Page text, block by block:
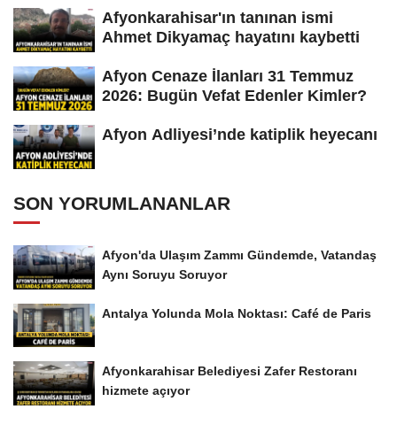
Afyonkarahisar'ın tanınan ismi
Ahmet Dikyamaç hayatını kaybetti
Afyon Cenaze İlanları 31 Temmuz
2026: Bugün Vefat Edenler Kimler?
Afyon Adliyesi’nde katiplik heyecanı
SON YORUMLANANLAR
Afyon'da Ulaşım Zammı Gündemde, Vatandaş
Aynı Soruyu Soruyor
Antalya Yolunda Mola Noktası: Café de Paris
Afyonkarahisar Belediyesi Zafer Restoranı
hizmete açıyor